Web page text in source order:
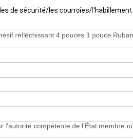
de sécurité/les courroies/
réfléchissant 4 pouces 1 pouce Ruban
l'autorité compétente de l'État membre